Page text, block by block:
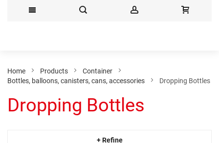
Content
Home Products
Container
Bottles, balloons, canisters, cans, accessories
Dropping Bottles
Dropping Bottles
+ Refine